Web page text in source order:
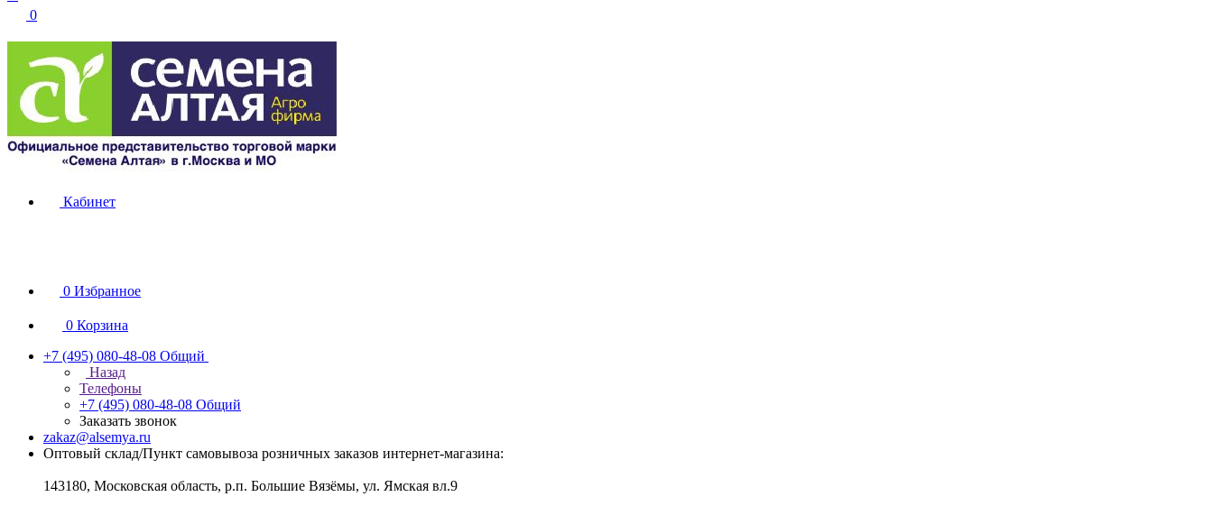
0
Кабинет
0 Избранное
0 Корзина
+7 (495) 080-48-08 Общий
Назад
Телефоны
+7 (495) 080-48-08 Общий
Заказать звонок
zakaz@alsemya.ru
Оптовый склад/Пункт самовывоза розничных заказов интернет-магазина:
143180, Московская область, р.п. Большие Вязёмы, ул. Ямская вл.9